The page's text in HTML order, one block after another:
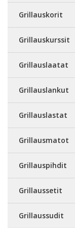
Grillauskorit
Grillauskurssit
Grillauslaatat
Grillauslankut
Grillauslastat
Grillausmatot
Grillauspihdit
Grillaussetit
Grillaussudit